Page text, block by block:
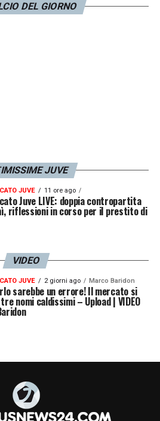
DEL GIORNO
JUVE
JUVE 11 ore ago
Juve LIVE: doppia contropartita
riflessioni in corso per il prestito di
VIDEO
JUVE 2 giorni ago Marco Baridon
sarebbe un errore! Il mercato si
nomi caldissimi – Upload | VIDEO